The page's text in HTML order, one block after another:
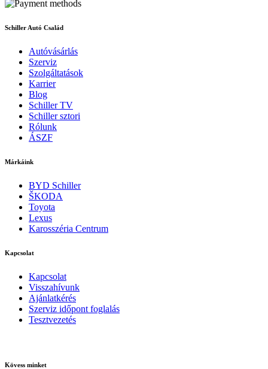
Schiller Autó Család
Autóvásárlás
Szerviz
Szolgáltatások
Karrier
Blog
Schiller TV
Schiller sztori
Rólunk
ÁSZF
Márkáink
BYD Schiller
ŠKODA
Toyota
Lexus
Karosszéria Centrum
Kapcsolat
Kapcsolat
Visszahívunk
Ajánlatkérés
Szerviz időpont foglalás
Tesztvezetés
Kövess minket